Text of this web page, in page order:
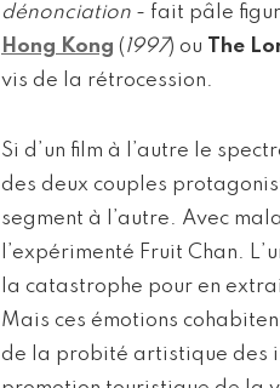
dénonciation - fait pâle
Hong Kong (1997) ou The
vis de la rétrocession.
Si d’un film à l’autre le
des deux couples
segment à l’autre. Avec
l’expérimenté Fruit Chan.
la catastrophe pour en
Mais ces émotions
de la probité artistique des